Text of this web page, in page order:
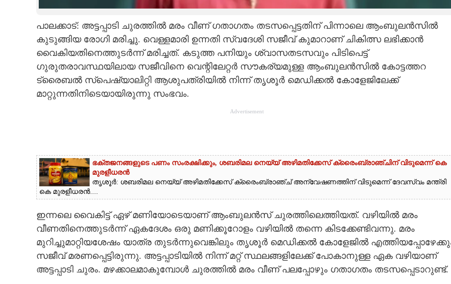
LITERATURE
CONTACT US
പാലക്കാട്: അട്ടപ്പാടി ചുരത്തിൽ മരം വീണ് ഗതാഗതം തടസപ്പെട്ടതിന് പിന്നാലെ ആംബുലൻസിൽ
കുടുങ്ങിയ രോഗി മരിച്ചു. വെള്ളമാരി ഉന്നതി സ്വദേശി സജീവ് കുമാറാണ് ചികിത്സ ലഭിക്കാൻ
വൈകിയതിനെത്തുടർന്ന് മരിച്ചത്. കടുത്ത പനിയും ശ്വാസതടസവും പിടിപെട്ട്
ഗുരുതരാവസ്ഥയിലായ സജീവിനെ വെന്റിലേറ്റർ സൗകര്യമുള്ള ആംബുലൻസിൽ കോട്ടത്തറ
ട്രൈബൽ സ്‌പെഷ്യാലിറ്റി ആശുപത്രിയിൽ നിന്ന് തൃശൂർ മെഡിക്കൽ കോളേജിലേക്ക്
മാറ്റുന്നതിനിടെയായിരുന്നു സംഭവം.
Advertisement
ഭക്തജനങ്ങളുടെ പണം സംരക്ഷിക്കും, ശബരിമല നെയ്യ് അഴിമതിക്കേസ് ക്രൈംബ്രാഞ്ചിന് വിടുമെന്ന് കെ
മുരളീധരൻ
തൃശൂർ: ശബരിമല നെയ്യ് അഴിമതിക്കേസ് ക്രൈംബ്രാഞ്ച് അന്വേഷണത്തിന് വിടുമെന്ന് ദേവസ്വം മന്ത്രി
കെ മുരളീധരൻ....
ഇന്നലെ വൈകിട്ട് ഏഴ് മണിയോടെയാണ് ആംബുലൻസ് ചുരത്തിലെത്തിയത്. വഴിയിൽ മരം
വീണതിനെത്തുടർന്ന് ഏകദേശം ഒരു മണിക്കൂറോളം വഴിയിൽ തന്നെ കിടക്കേണ്ടിവന്നു. മരം
മുറിച്ചുമാറ്റിയശേഷം യാത്ര തുടർന്നുവെങ്കിലും തൃശൂർ മെഡിക്കൽ കോളേജിൽ
സജീവ് മരണപ്പെട്ടിരുന്നു. അട്ടപ്പാടിയിൽ നിന്ന് മറ്റ് സ്ഥലങ്ങളിലേക്ക് പോകാനുള്ള ഏക വഴിയാണ്
അട്ടപ്പാടി ചുരം. മഴക്കാലമാകുമ്പോൾ ചുരത്തിൽ മരം വീണ് പലപ്പോഴും ഗതാഗതം തടസപ്പെടാറുണ്ട്.